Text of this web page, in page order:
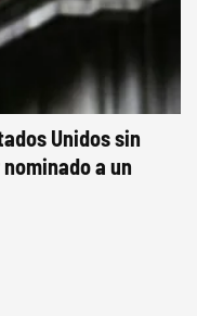
Unidos sin
a un